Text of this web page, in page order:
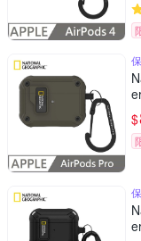
$